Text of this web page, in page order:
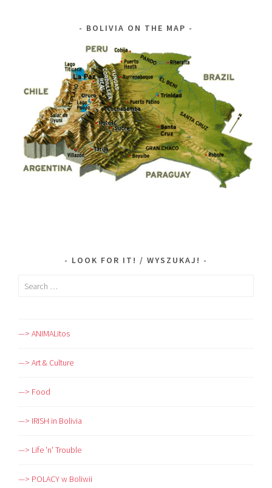
BOLIVIA ON THE MAP
LOOK FOR IT! / WYSZUKAJ!
Search
—> ANIMALitos
—> Art & Culture
—> Food
—> IRISH in Bolivia
—> Life 'n' Trouble
—> POLACY w Boliwii